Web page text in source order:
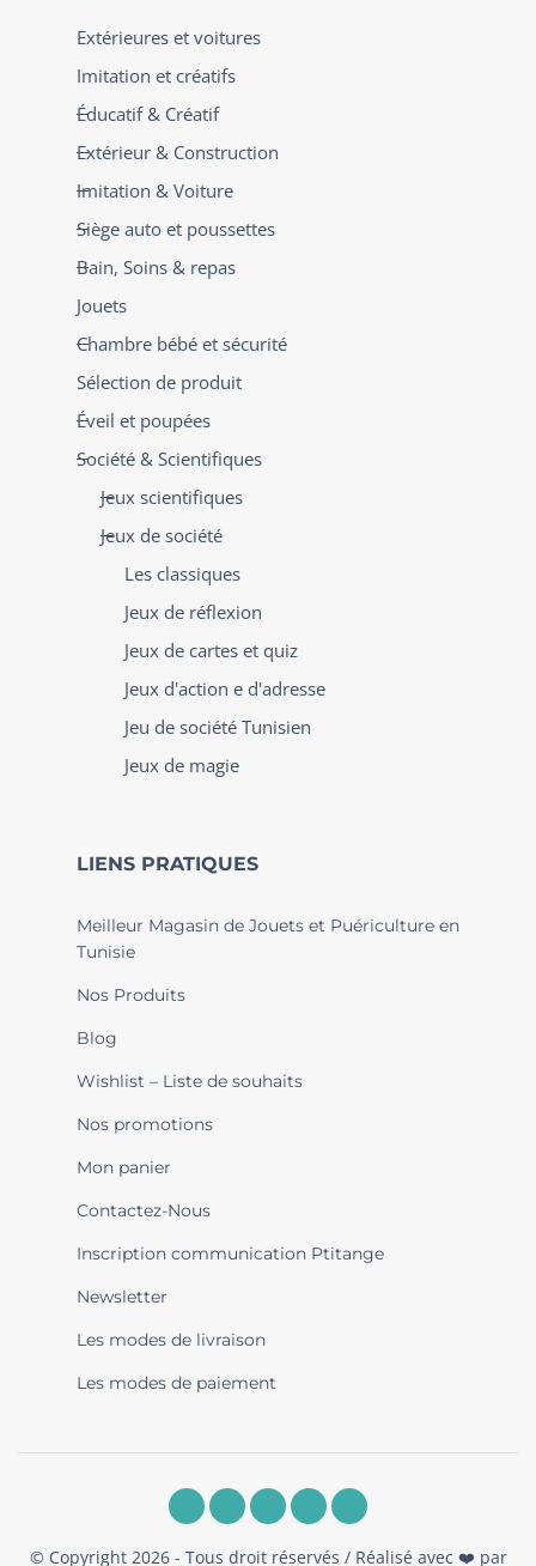
Extérieures et voitures
Imitation et créatifs
Éducatif & Créatif
Extérieur & Construction
Imitation & Voiture
Siège auto et poussettes
Bain, Soins & repas
Jouets
Chambre bébé et sécurité
Sélection de produit
Éveil et poupées
Société & Scientifiques
Jeux scientifiques
Jeux de société
Les classiques
Jeux de réflexion
Jeux de cartes et quiz
Jeux d'action e d'adresse
Jeu de société Tunisien
Jeux de magie
LIENS PRATIQUES
Meilleur Magasin de Jouets et Puériculture en
Tunisie
Nos Produits
Blog
Wishlist – Liste de souhaits
Nos promotions
Mon panier
Contactez-Nous
Inscription communication Ptitange
Newsletter
Les modes de livraison
Les modes de paiement
© Copyright 2026 - Tous droit réservés / Réalisé avec ❤️ par